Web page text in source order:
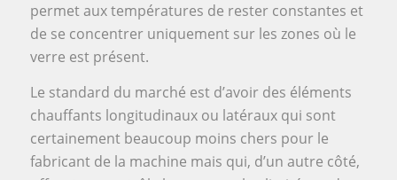
permet aux températures de rester constantes et
de se concentrer uniquement sur les zones où le
verre est présent.
Le standard du marché est d’avoir des éléments
chauffants longitudinaux ou latéraux qui sont
certainement beaucoup moins chers pour le
fabricant de la machine mais qui, d’un autre côté,